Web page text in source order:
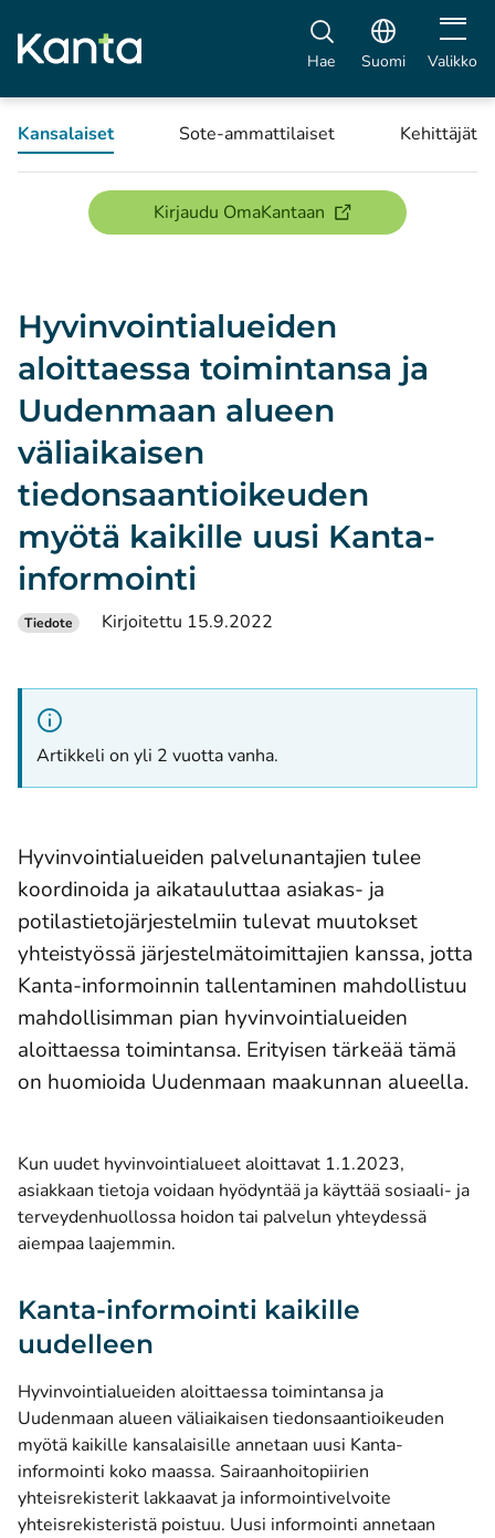
Hae Suomi Avaa
Valikko
Kansalaiset Sote-ammattilaiset Kehittäjät
Kirjaudu OmaKantaan(avautuu uuteen
Hyvinvointialueiden
aloittaessa toimintansa ja
Uudenmaan alueen
väliaikaisen
tiedonsaantioikeuden
myötä kaikille uusi Kanta-
informointi
Tiedote Kirjoitettu 15.9.2022
Artikkeli on yli 2 vuotta vanha.
Hyvinvointialueiden palvelunantajien tulee
koordinoida ja aikatauluttaa asiakas- ja
potilastietojärjestelmiin tulevat muutokset
yhteistyössä järjestelmätoimittajien kanssa, jotta
Kanta-informoinnin tallentaminen mahdollistuu
mahdollisimman pian hyvinvointialueiden
aloittaessa toimintansa. Erityisen tärkeää tämä
on huomioida Uudenmaan maakunnan alueella.
Kun uudet hyvinvointialueet aloittavat 1.1.2023,
asiakkaan tietoja voidaan hyödyntää ja käyttää sosiaali- ja
terveydenhuollossa hoidon tai palvelun yhteydessä
aiempaa laajemmin.
Kanta-informointi kaikille
uudelleen
Hyvinvointialueiden aloittaessa toimintansa ja
Uudenmaan alueen väliaikaisen tiedonsaantioikeuden
myötä kaikille kansalaisille annetaan uusi Kanta-
informointi koko maassa. Sairaanhoitopiirien
yhteisrekisterit lakkaavat ja informointivelvoite
yhteisrekisteristä poistuu. Uusi informointi annetaan